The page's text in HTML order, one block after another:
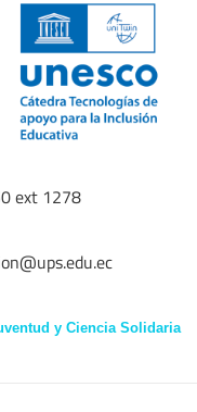
ext 1278
y Ciencia Solidaria